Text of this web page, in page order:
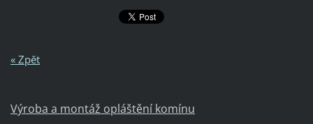
« Zpět
Výroba a montáž opláštění komínu